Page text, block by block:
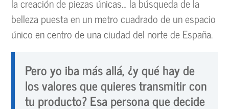
belleza puesta en un metro cuadrado de un espacio
único en centro de una ciudad del norte de España.
Pero yo iba más allá, ¿y qué hay de
los valores que quieres transmitir con
tu producto? Esa persona que decide